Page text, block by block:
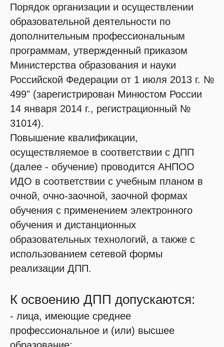
Порядок организации и осуществлении
образовательной деятельности по
дополнительным профессиональным
программам, утвержденный приказом
Министерства образования и науки
Российской Федерации от 1 июля 2013 г. №
499" (зарегистрирован Минюстом России
14 января 2014 г., регистрационный №
31014).
Повышение квалификации,
осуществляемое в соответствии с ДПП
(далее - обучение) проводится АНПОО
ИДО в соответствии с учебным планом в
очной, очно-заочной, заочной формах
обучения с применением электронного
обучения и дистанционных
образовательных технологий, а также с
использованием сетевой формы
реализации ДПП.
К освоению ДПП допускаются:
- лица, имеющие среднее
профессиональное и (или) высшее